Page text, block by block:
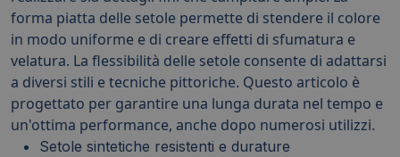
forma piatta delle setole permette di stendere il colore
in modo uniforme e di creare effetti di sfumatura e
velatura. La flessibilità delle setole consente di adattarsi
a diversi stili e tecniche pittoriche. Questo articolo è
progettato per garantire una lunga durata nel tempo e
un'ottima performance, anche dopo numerosi utilizzi.
Setole sintetiche resistenti e durature